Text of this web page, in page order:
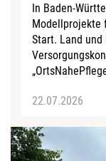
In Baden-
Modellprojekte
Start. Land
22.07.2026